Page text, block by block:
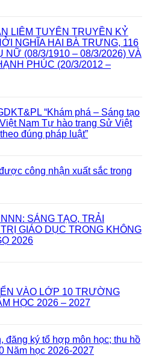
LIÊM TUYÊN TRUYỀN KỶ
NGHĨA HAI BÀ TRƯNG, 116
NỮ (08/3/1910 – 08/3/2026) VÀ
PHÚC (20/3/2012 –
“Khám phá – Sáng tạo
Nam Tự hào trang Sử Việt
đúng pháp luật”
công nhận xuất sắc trong
SÁNG TẠO, TRẢI
GIÁO DỤC TRONG KHÔNG
2026
VÀO LỚP 10 TRƯỜNG
HỌC 2026 – 2027
đăng ký tổ hợp môn học; thu hồ
Năm học 2026-2027